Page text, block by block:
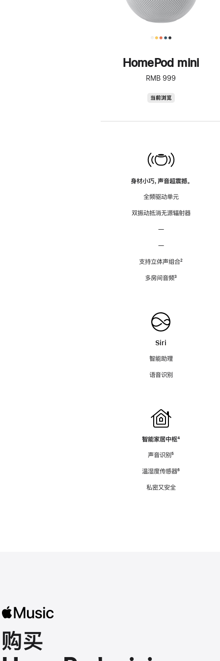
HomePod mini
RMB 999
当前浏览
身材小巧，声音超震撼。
全频驱动单元
双振动抵消无源辐射器
—
—
支持立体声组合脚
²
多房间音频脚
³
Siri
智能助理
语音识别
智能家居中枢脚
⁴
声音识别脚
⁵
温湿度传感器脚
⁶
私密又安全
购买